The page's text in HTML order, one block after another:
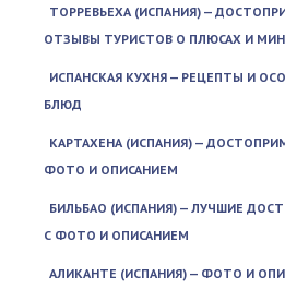
ТОРРЕВЬЕХА (ИСПАНИЯ) —
ОТЗЫВЫ ТУРИСТОВ О ПЛЮСАХ И
ИСПАНСКАЯ КУХНЯ — РЕЦЕПТЫ И
БЛЮД
КАРТАХЕНА (ИСПАНИЯ) —
ФОТО И ОПИСАНИЕМ
БИЛЬБАО (ИСПАНИЯ) — ЛУЧШИЕ
С ФОТО И ОПИСАНИЕМ
АЛИКАНТЕ (ИСПАНИЯ) — ФОТО И